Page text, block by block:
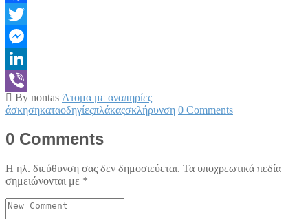
Facebook
Twitter
Messenger
LinkedIn
ViberBy nontas Άτομα με αναπηρίες
άσκησηκαταοδηγίεςπλάκαςσκλήρυνση 0 Comments
0 Comments
Η ηλ. διεύθυνση σας δεν δημοσιεύεται. Τα υποχρεωτικά πεδία
σημειώνονται με *
Your